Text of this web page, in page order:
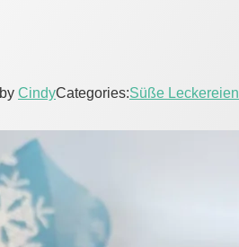
by CindyCategories:Süße Leckereien